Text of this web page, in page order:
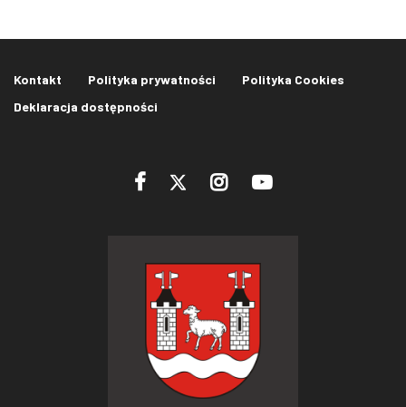
Kontakt Polityka prywatności
Polityka Cookies
Deklaracja dostępności